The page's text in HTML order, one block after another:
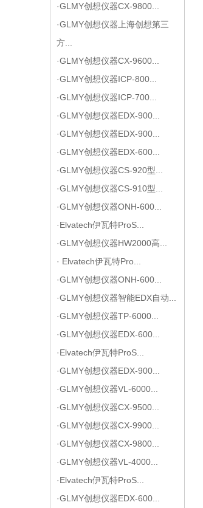
·GLMY创想仪器CX-9800...
·GLMY创想仪器上海创想第三
方...
·GLMY创想仪器CX-9600...
·GLMY创想仪器ICP-800...
·GLMY创想仪器ICP-700...
·GLMY创想仪器EDX-900...
·GLMY创想仪器EDX-900...
·GLMY创想仪器EDX-600...
·GLMY创想仪器CS-920型...
·GLMY创想仪器CS-910型...
·GLMY创想仪器ONH-600...
·Elvatech伊瓦特ProS...
·GLMY创想仪器HW2000高...
· Elvatech伊瓦特Pro...
·GLMY创想仪器ONH-600...
·GLMY创想仪器智能EDX自动...
·GLMY创想仪器TP-6000...
·GLMY创想仪器EDX-600...
·Elvatech伊瓦特ProS...
·GLMY创想仪器EDX-900...
·GLMY创想仪器VL-6000...
·GLMY创想仪器CX-9500...
·GLMY创想仪器CX-9900...
·GLMY创想仪器CX-9800...
·GLMY创想仪器VL-4000...
·Elvatech伊瓦特ProS...
·GLMY创想仪器EDX-600...